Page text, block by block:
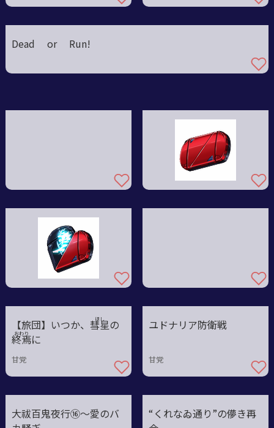
Dead or Run!
【旅団】いつか、彗
ほし
星の
終
おわり
焉に
甘党
ユドナリア防衛戦
甘党
大祓百鬼夜行⑯〜愛のバ
“くれなゐ通り”の儚き再